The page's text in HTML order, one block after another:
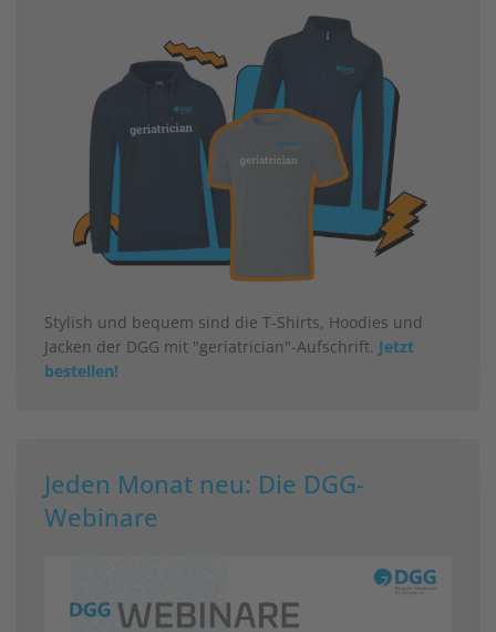
Stylish und bequem sind die T-Shirts, Hoodies und
Jacken der DGG mit "geriatrician"-Aufschrift. Jetzt
bestellen!
Jeden Monat neu: Die DGG-
Webinare